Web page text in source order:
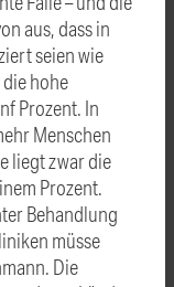
aus, dass in
seien wie
hohe
Prozent. In
Menschen
liegt zwar die
Prozent.
Behandlung
müsse
Die